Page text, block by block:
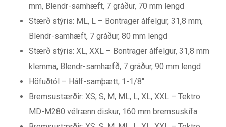
mm, Blendr-samhæft, 7 gráður, 70 mm lengd
Stærð stýris: ML, L – Bontrager álfelgur, 31,8 mm,
Blendr-samhæft, 7 gráður, 80 mm lengd
Stærð stýris: XL, XXL – Bontrager álfelgur, 31,8 mm
klemma, Blendr-samhæfð, 7 gráður, 90 mm lengd
Höfuðtól – Hálf-samþætt, 1-1/8″
Bremsustærðir: XS, S, M, ML, L, XL, XXL – Tektro
MD-M280 vélrænn diskur, 160 mm bremsuskífa